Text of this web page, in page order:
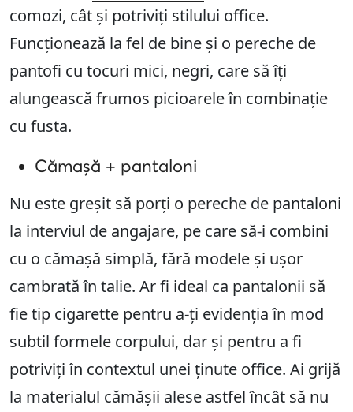
comozi, cât și potriviți stilului office.
Funcționează la fel de bine și o pereche de
pantofi cu tocuri mici, negri, care să îți
alungească frumos picioarele în combinație
cu fusta.
Cămașă + pantaloni
Nu este greșit să porți o pereche de pantaloni
la interviul de angajare, pe care să-i combini
cu o cămașă simplă, fără modele și ușor
cambrată în talie. Ar fi ideal ca pantalonii să
fie tip cigarette pentru a-ți evidenția în mod
subtil formele corpului, dar și pentru a fi
potriviți în contextul unei ținute office. Ai grijă
la materialul cămășii alese astfel încât să nu